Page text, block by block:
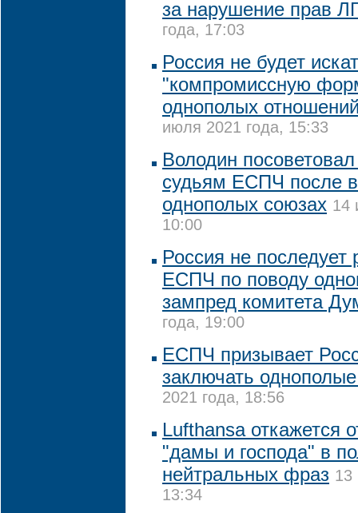
за нарушение прав
года, 17:03
Россия не будет
"компромиссную
однополых
июля 2021 года, 15:33
Володин
судьям ЕСПЧ после
однополых союзах 14
10:00
Россия не последует
ЕСПЧ по поводу
зампред комитета
года, 19:00
ЕСПЧ призывает
заключать
2021 года, 18:56
Lufthansa откажется
"дамы и господа" в
нейтральных фраз 13
13:34